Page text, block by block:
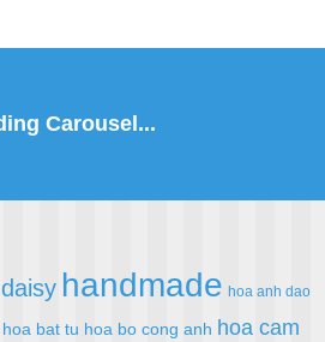
daisy handmade hoa anh dao
hoa bat tu hoa bo cong anh hoa cam